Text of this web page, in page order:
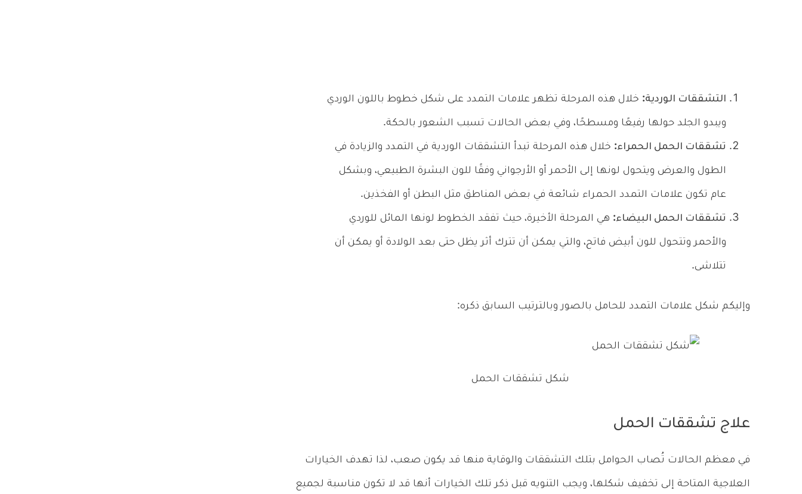
التشققات الوردية: خلال هذه المرحلة تظهر علامات التمدد على شكل خطوط باللون الوردي
ويبدو الجلد حولها رفيعًا ومسطحًا، وفي بعض الحالات تسبب الشعور بالحكة.
تشققات الحمل الحمراء: خلال هذه المرحلة تبدأ التشققات الوردية في التمدد والزيادة في
الطول والعرض ويتحول لونها إلى الأحمر أو الأرجواني وفقًا للون البشرة الطبيعي، وبشكل
عام تكون علامات التمدد الحمراء شائعة في بعض المناطق مثل البطن أو الفخذين.
تشققات الحمل البيضاء: هي المرحلة الأخيرة، حيث تفقد الخطوط لونها المائل للوردي
والأحمر وتتحول للون أبيض فاتح، والتي يمكن أن تترك أثر يظل حتى بعد الولادة أو يمكن أن
تتلاشى.
وإليكم شكل علامات التمدد للحامل بالصور وبالترتيب السابق ذكره:
شكل تشققات الحمل
علاج تشققات الحمل
في معظم الحالات تُصاب الحوامل بتلك التشققات والوقاية منها قد يكون صعب، لذا تهدف الخيارات
العلاجية المتاحة إلى تخفيف شكلها، ويجب التنويه قبل ذكر تلك الخيارات أنها قد لا تكون مناسبة لجميع